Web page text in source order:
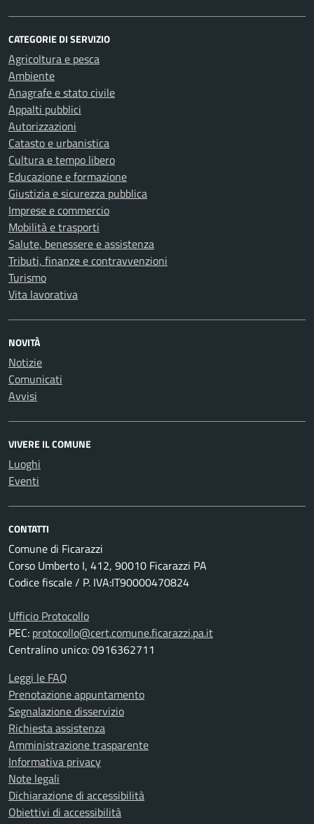
CATEGORIE DI SERVIZIO
Agricoltura e pesca
Ambiente
Anagrafe e stato civile
Appalti pubblici
Autorizzazioni
Catasto e urbanistica
Cultura e tempo libero
Educazione e formazione
Giustizia e sicurezza pubblica
Imprese e commercio
Mobilità e trasporti
Salute, benessere e assistenza
Tributi, finanze e contravvenzioni
Turismo
Vita lavorativa
NOVITÀ
Notizie
Comunicati
Avvisi
VIVERE IL COMUNE
Luoghi
Eventi
CONTATTI
Comune di Ficarazzi
Corso Umberto I, 412, 90010 Ficarazzi PA
Codice fiscale / P. IVA:IT90000470824
Ufficio Protocollo
PEC: protocollo@cert.comune.ficarazzi.pa.it
Centralino unico: 0916362711
Leggi le FAQ
Prenotazione appuntamento
Segnalazione disservizio
Richiesta assistenza
Amministrazione trasparente
Informativa privacy
Note legali
Dichiarazione di accessibilità
Obiettivi di accessibilità